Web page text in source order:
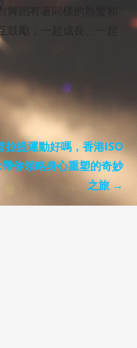
蹈有著同樣的熱愛和
勵，一起成長、一起
拉提運動好嗎，香港ISO
你領略身心重塑的奇妙
之旅 →